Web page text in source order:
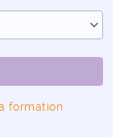
expand_more
formation